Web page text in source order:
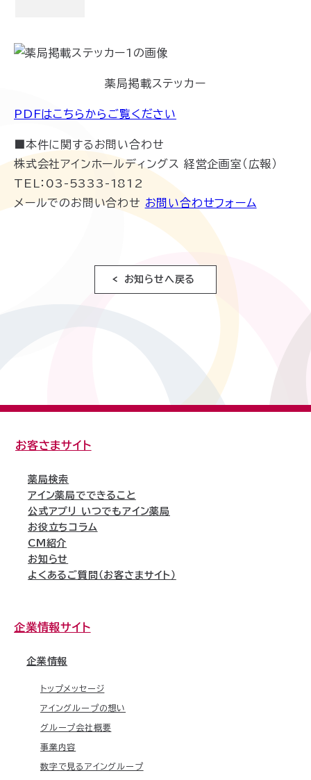
薬局掲載ステッカー
PDFはこちらからご覧ください
■本件に関するお問い合わせ
株式会社アインホールディングス 経営企画室（広報）
TEL：03-5333-1812
メールでのお問い合わせ お問い合わせフォーム
お知らせへ戻る
お客さまサイト
薬局検索
アイン薬局でできること
公式アプリ いつでもアイン薬局
お役立ちコラム
CM紹介
お知らせ
よくあるご質問（お客さまサイト）
企業情報サイト
企業情報
トップメッセージ
アイングループの想い
グループ会社概要
事業内容
数字で見るアイングループ